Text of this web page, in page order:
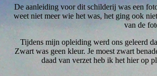
De aanleiding voor dit schilderij was een
weet niet meer wie het was, het ging ook
van de
Tijdens mijn opleiding werd ons geleerd
Zwart was geen kleur. Je moest zwart
daad van verzet heb ik het hier op